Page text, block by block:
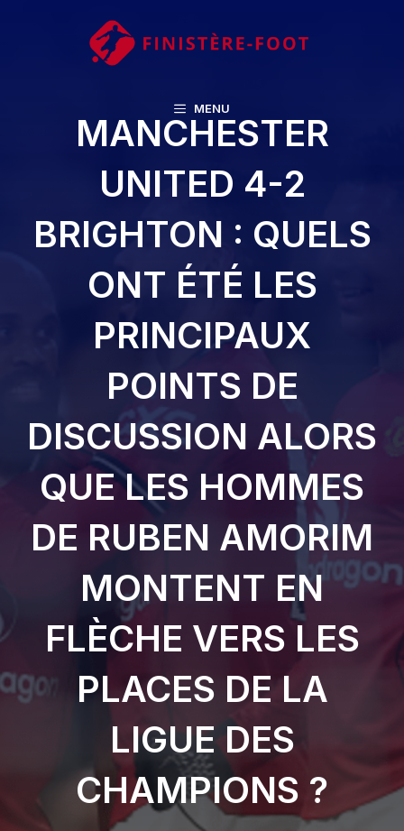
MENU
MANCHESTER
UNITED 4-2
BRIGHTON : QUELS
ONT ÉTÉ LES
PRINCIPAUX
POINTS DE
DISCUSSION ALORS
QUE LES HOMMES
DE RUBEN AMORIM
MONTENT EN
FLÈCHE VERS LES
PLACES DE LA
LIGUE DES
CHAMPIONS ?